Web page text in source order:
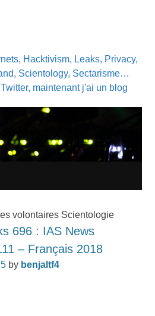
Hacktivism, Leaks, Privacy,
Scientology, Sectarisme…
maintenant j'ai un blog
volontaires Scientologie
696 : IAS News
– Français 2018
by benjaltf4